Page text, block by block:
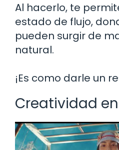
Al hacerlo, te
estado de flujo,
pueden surgir de
natural.
¡Es como darle un
Creatividad